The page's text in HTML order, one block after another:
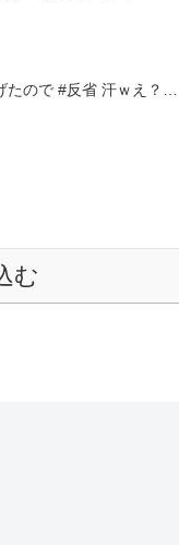
たので #反省 汗ｗえ？…
む